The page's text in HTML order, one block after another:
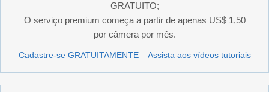
GRATUITO;
O serviço premium começa a partir de apenas US$ 1,50
por câmera por mês.
Cadastre-se GRATUITAMENTE Assista aos vídeos tutoriais